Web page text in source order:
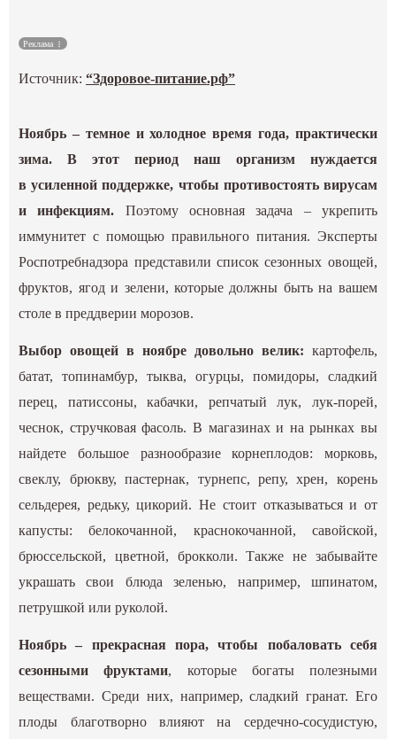
Наука
ГИД
Реклама
Источник:“Здоровое-питание.рф”
Ноябрь – темное и холодное время года, практически
зима. В этот период наш организм нуждается
в усиленной поддержке, чтобы противостоять вирусам
и инфекциям. Поэтому основная задача – укрепить
иммунитет с помощью правильного питания. Эксперты
Роспотребнадзора представили список сезонных овощей,
фруктов, ягод и зелени, которые должны быть на вашем
столе в преддверии морозов.
Выбор овощей в ноябре довольно велик: картофель,
батат, топинамбур, тыква, огурцы, помидоры, сладкий
перец, патиссоны, кабачки, репчатый лук, лук-порей,
чеснок, стручковая фасоль. В магазинах и на рынках вы
найдете большое разнообразие корнеплодов: морковь,
свеклу, брюкву, пастернак, турнепс, репу, хрен, корень
сельдерея, редьку, цикорий. Не стоит отказываться и от
капусты: белокочанной, краснокочанной, савойской,
брюссельской, цветной, брокколи. Также не забывайте
украшать свои блюда зеленью, например, шпинатом,
петрушкой или руколой.
Ноябрь – прекрасная пора, чтобы побаловать себя
сезонными фруктами, которые богаты полезными
веществами. Среди них, например, сладкий гранат. Его
плоды благотворно влияют на сердечно-сосудистую,